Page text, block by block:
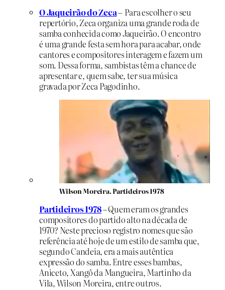
O Jaqueirão do Zeca– Para escolher o seu
repertório, Zeca organiza uma grande roda de
samba conhecida como Jaqueirão. O encontro
é uma grande festa sem hora para acabar, onde
cantores e compositores interagem e fazem um
som. Dessa forma, sambistas têm a chance de
apresentar e, quem sabe, ter sua música
gravada por Zeca Pagodinho.
Wilson Moreira. Partideiros 1978
Partideiros 1978– Quem eram os grandes
compositores do partido alto na década de
1970? Neste precioso registro nomes que são
referência até hoje de um estilo de samba que,
segundo Candeia, era a mais autêntica
expressão do samba. Entre esses bambas,
Aniceto, Xangô da Mangueira, Martinho da
Vila, Wilson Moreira, entre outros.